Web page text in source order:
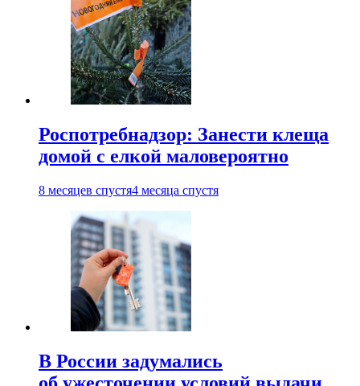
Роспотребнадзор: Занести клеща
домой с елкой маловероятно
8 месяцев спустя4 месяца спустя
В России задумались